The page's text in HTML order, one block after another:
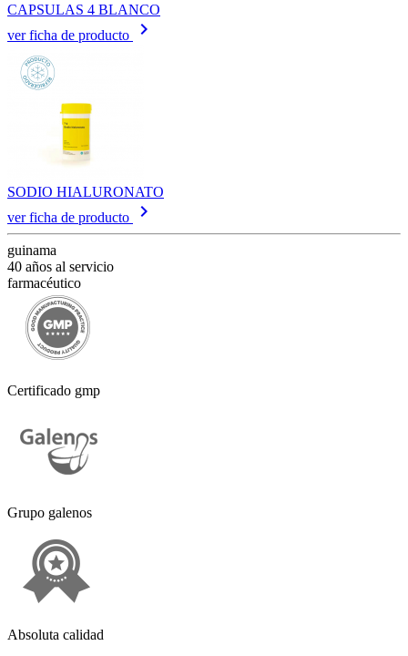
CAPSULAS 4 BLANCO
ver ficha de producto
keyboard_arrow_right
SODIO HIALURONATO
ver ficha de producto
keyboard_arrow_right
guinama
40 años al servicio
farmacéutico
Certificado gmp
Grupo galenos
Absoluta calidad